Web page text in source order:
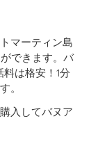
マーティン島
できます。 バ
は格安！1分
。
入してバヌア